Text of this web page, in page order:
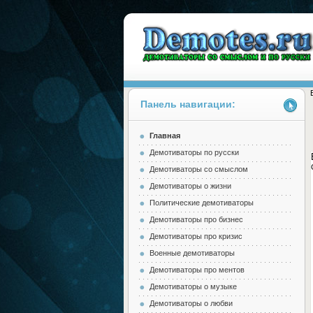
Demotes.ru
Панель навигации:
Главная
Демотиваторы по русски
Демотиваторы со смыслом
Демотиваторы о жизни
Политические демотиваторы
Демотиваторы про бизнес
Демотиваторы про кризис
Военные демотиваторы
Демотиваторы про ментов
Демотиваторы о музыке
Демотиваторы о любви